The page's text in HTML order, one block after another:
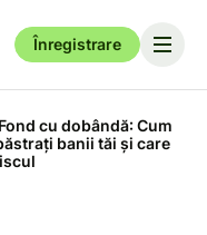
Înregistrare
cu dobândă: Cum
banii tăi și care